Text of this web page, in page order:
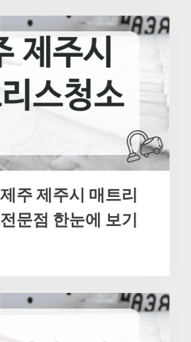
주 제주시 매트리
문점 한눈에 보기